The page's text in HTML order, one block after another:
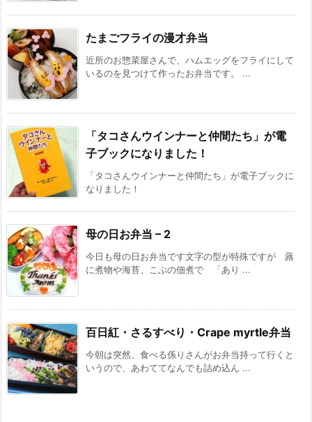
たまごフライの漫才弁当
近所のお惣菜屋さんで、ハムエッグをフライにして
いるのを見つけて作ったお弁当です。 ...
「タコさんウインナーと仲間たち」が電
子ブックになりました！
「タコさんウインナーと仲間たち」が電子ブックに
なりました！
母の日お弁当 – 2
今日も母の日お弁当です文字の型が特殊ですが 蕗
に煮物や海苔、こぶの佃煮で 「あり ...
百日紅・さるすべり・Crape myrtle弁当
今朝は突然、食べる係りさんがお弁当持って行くと
いうので、あわててなんでも詰め込ん ...